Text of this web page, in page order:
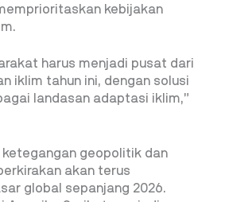
kebijakan
harus menjadi pusat dari
iklim tahun ini, dengan solusi
landasan adaptasi iklim,”
geopolitik dan
akan terus
global sepanjang 2026.